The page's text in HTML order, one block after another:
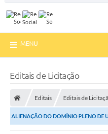
MENU
Editais de Licitação
Editais Editais de
ALIENAÇÃO DO DOMÍNIO PLENO DE